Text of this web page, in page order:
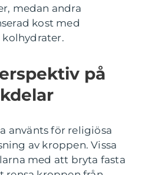
medan andra
kost med
på
använts för religiösa
av kroppen. Vissa
med att bryta fasta